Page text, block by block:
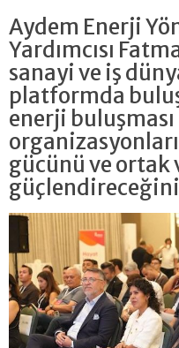
Aydem Enerji
Yardımcısı
sanayi ve iş
platformda
enerji
gücünü ve ortak